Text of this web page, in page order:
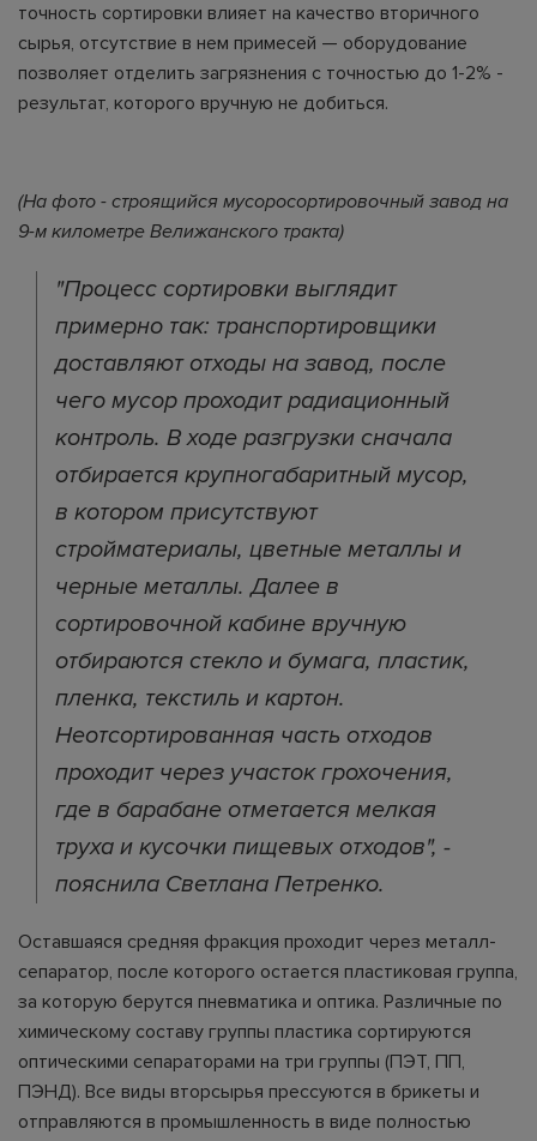
точность сортировки влияет на качество вторичного
сырья, отсутствие в нем примесей — оборудование
позволяет отделить загрязнения с точностью до 1-2% -
результат, которого вручную не добиться.
(На фото - строящийся мусоросортировочный завод на
9-м километре Велижанского тракта)
"Процесс сортировки выглядит
примерно так: транспортировщики
доставляют отходы на завод, после
чего мусор проходит радиационный
контроль. В ходе разгрузки сначала
отбирается крупногабаритный мусор,
в котором присутствуют
стройматериалы, цветные металлы и
черные металлы. Далее в
сортировочной кабине вручную
отбираются стекло и бумага, пластик,
пленка, текстиль и картон.
Неотсортированная часть отходов
проходит через участок грохочения,
где в барабане отметается мелкая
труха и кусочки пищевых отходов", -
пояснила Светлана Петренко.
Оставшаяся средняя фракция проходит через металл-
сепаратор, после которого остается пластиковая группа,
за которую берутся пневматика и оптика. Различные по
химическому составу группы пластика сортируются
оптическими сепараторами на три группы (ПЭТ, ПП,
ПЭНД). Все виды вторсырья прессуются в брикеты и
отправляются в промышленность в виде полностью